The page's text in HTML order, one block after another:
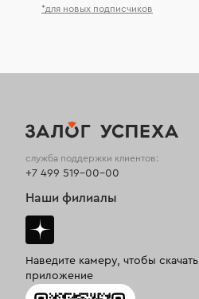
*для новых подписчиков
служба поддержки клиентов:
+7 499 519-00-00
Наши филиалы
Наведите камеру, чтобы скачать
приложение